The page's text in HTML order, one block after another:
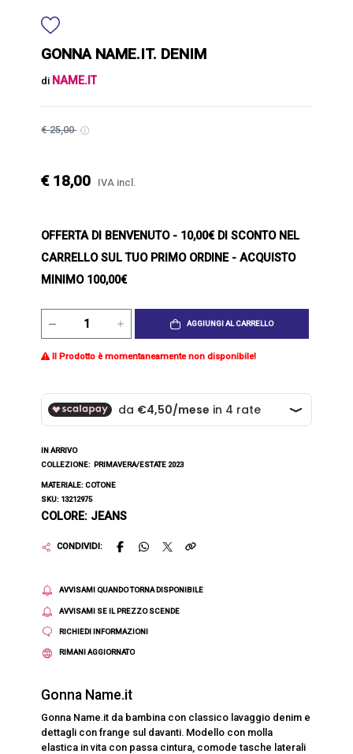
GONNA NAME.IT. DENIM
di NAME.IT
€ 25,00
€ 18,00 IVA incl.
OFFERTA DI BENVENUTO- 10,00€ DI SCONTO NEL
CARRELLO SUL TUO PRIMO ORDINE - ACQUISTO
MINIMO 100,00€
AGGIUNGI AL CARRELLO
Il Prodotto è momentaneamente non disponibile!
IN ARRIVO
COLLEZIONE: PRIMAVERA/ESTATE 2023
MATERIALE: COTONE
SKU: 13212975
COLORE: JEANS
CONDIVIDI:
AVVISAMI QUANDO TORNA DISPONIBILE
AVVISAMI SE IL PREZZO SCENDE
RICHIEDI INFORMAZIONI
RIMANI AGGIORNATO
Gonna Name.it
Gonna Name.it da bambina con classico lavaggio denim e
dettagli con frange sul davanti. Modello con molla
elastica in vita con passa cintura, comode tasche laterali